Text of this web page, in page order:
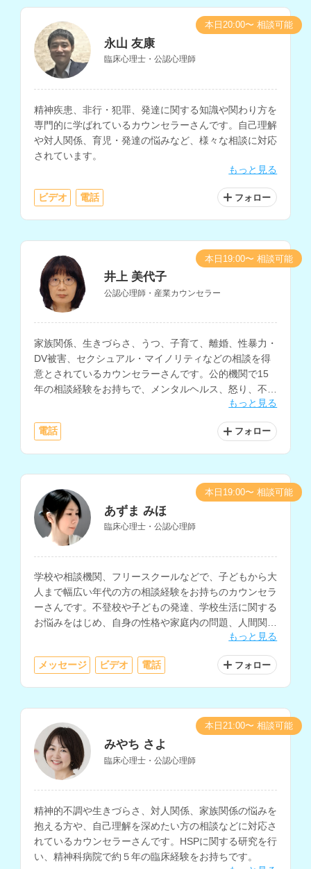
永山 友康
臨床心理士・公認心理師
精神疾患、非行・犯罪、発達に関する知識や関わり方を
専門的に学ばれているカウンセラーさんです。自己理解
や対人関係、育児・発達の悩みなど、様々な相談に対応
されています。
もっと見る
ビデオ 電話 フォロー
本日20:00〜 相談可能
井上 美代子
公認心理師・産業カウンセラー
家族関係、生きづらさ、うつ、子育て、離婚、性暴力・
DV被害、セクシュアル・マイノリティなどの相談を得
意とされているカウンセラーさんです。公的機関で15
年の相談経験をお持ちで、メンタルヘルス、怒り、不
安、自己嫌悪、自分に自信がないなどの悩みにも対応さ
もっと見る
電話 フォロー
本日19:00〜 相談可能
あずま みほ
臨床心理士・公認心理師
学校や相談機関、フリースクールなどで、子どもから大
人まで幅広い年代の方の相談経験をお持ちのカウンセラ
ーさんです。不登校や子どもの発達、学校生活に関する
お悩みをはじめ、自身の性格や家庭内の問題、人間関
係、職場での悩みなど、多様な相談に対応されていま
もっと見る
メッセージ ビデオ 電話 フォロー
本日19:00〜 相談可能
みやち さよ
臨床心理士・公認心理師
精神的不調や生きづらさ、対人関係、家族関係の悩みを
抱える方や、自己理解を深めたい方の相談などに対応さ
れているカウンセラーさんです。HSPに関する研究を行
い、精神科病院で約５年の臨床経験をお持ちです。
本日21:00〜 相談可能